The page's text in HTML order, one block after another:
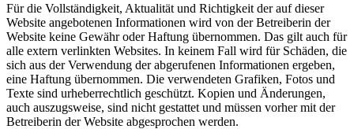
Für die Vollständigkeit, Aktualität und Richtigkeit der auf dieser
Website angebotenen Informationen wird von der Betreiberin der
Website keine Gewähr oder Haftung übernommen. Das gilt auch für
alle extern verlinkten Websites. In keinem Fall wird für Schäden, die
sich aus der Verwendung der abgerufenen Informationen ergeben,
eine Haftung übernommen. Die verwendeten Grafiken, Fotos und
Texte sind urheberrechtlich geschützt. Kopien und Änderungen,
auch auszugsweise, sind nicht gestattet und müssen vorher mit der
Betreiberin der Website abgesprochen werden.